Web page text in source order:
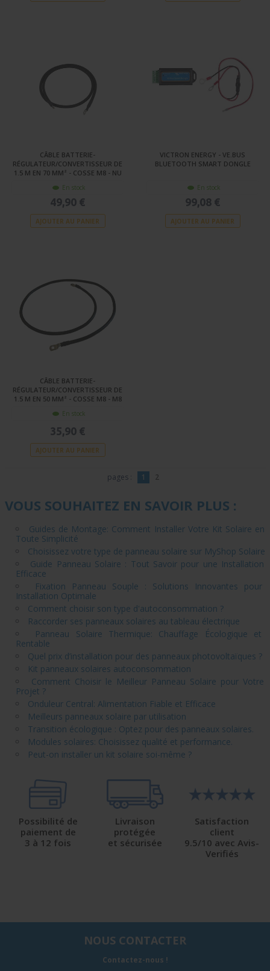
CÂBLE BATTERIE-
RÉGULATEUR/CONVERTISSEUR DE
1.5 M EN 70 MM² - COSSE M8 - NU
En stock
49,90 €
AJOUTER AU PANIER
VICTRON ENERGY - VE.BUS
BLUETOOTH SMART DONGLE
En stock
99,08 €
AJOUTER AU PANIER
CÂBLE BATTERIE-
RÉGULATEUR/CONVERTISSEUR DE
1.5 M EN 50 MM² - COSSE M8 - M8
En stock
35,90 €
AJOUTER AU PANIER
pages : 1 2
VOUS SOUHAITEZ EN SAVOIR PLUS :
Guides de Montage: Comment Installer Votre Kit Solaire en
Toute Simplicité
Choisissez votre type de panneau solaire sur MyShop Solaire
Guide Panneau Solaire : Tout Savoir pour une Installation
Efficace
Fixation Panneau Souple : Solutions Innovantes pour
Installation Optimale
Comment choisir son type d'autoconsommation ?
Raccorder ses panneaux solaires au tableau électrique
Panneau Solaire Thermique: Chauffage Écologique et
Rentable
Quel prix d’installation pour des panneaux photovoltaïques ?
Kit panneaux solaires autoconsommation
Comment Choisir le Meilleur Panneau Solaire pour Votre
Projet ?
Onduleur Central: Alimentation Fiable et Efficace
Meilleurs panneaux solaire par utilisation
Transition écologique : Optez pour des panneaux solaires.
Modules solaires: Choisissez qualité et performance.
Peut-on installer un kit solaire soi-même ?
Possibilité de
paiement de
3 à 12 fois
Livraison
protégée
et sécurisée
Satisfaction
client
9.5/10 avec Avis-
Verifiés
NOUS CONTACTER
Contactez-nous !